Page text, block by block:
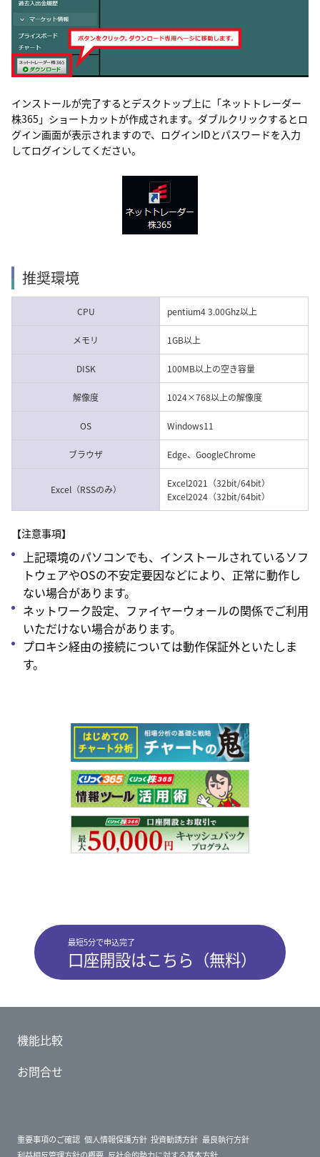
インストールが完了するとデスクトップ上に「ネットトレーダー
株365」ショートカットが作成されます。ダブルクリックするとロ
グイン画面が表示されますので、ログインIDとパスワードを入力
してログインしてください。
推奨環境
CPU pentium4 3.00Ghz以上
メモリ 1GB以上
DISK 100MB以上の空き容量
解像度 1024×768以上の解像度
OS Windows11
ブラウザ Edge、GoogleChrome
Excel（RSSのみ）
Excel2021（32bit/64bit）
Excel2024（32bit/64bit）
【注意事項】
上記環境のパソコンでも、インストールされているソフ
トウェアやOSの不安定要因などにより、正常に動作し
ない場合があります。
ネットワーク設定、ファイヤーウォールの関係でご利用
いただけない場合があります。
プロキシ経由の接続については動作保証外といたしま
す。
最短5分で申込完了
口座開設はこちら（無料）
機能比較
お問合せ
重要事項のご確認 個人情報保護方針 投資勧誘方針 最良執行方針